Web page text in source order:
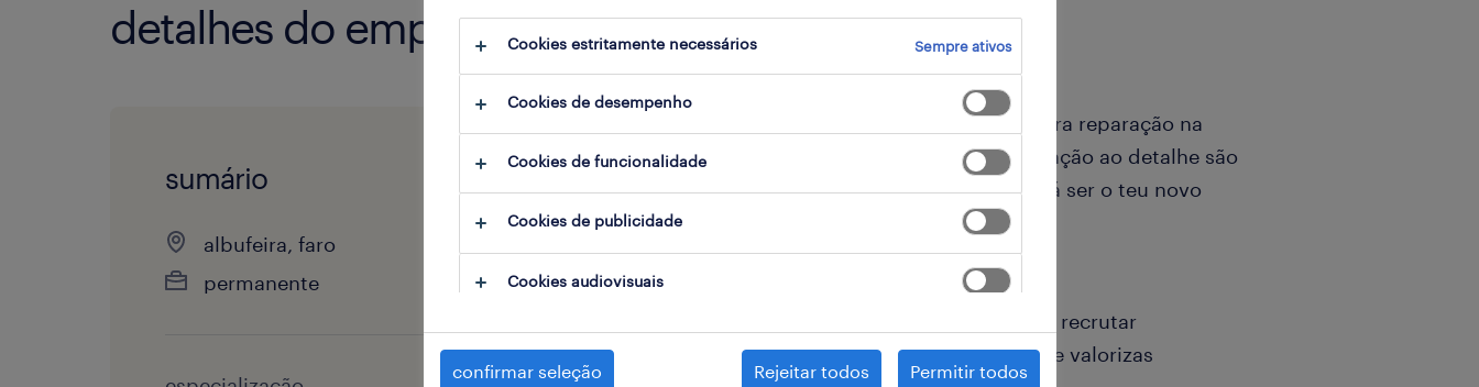
detalhes do emprego
sumário
albufeira, faro
permanente
Consideras que tens uma aptidão natural para reparação na
área dos gadgets? Comunicação, foco e atenção ao detalhe são
características intrínsecas em ti? Este poderá ser o teu novo
desafio!
O nosso cliente, líder de mercado, pretende recrutar
diretamente para a sua estrutura pelo que, se valorizas
Cookies estritamente necessários Sempre ativos
Cookies de desempenho
Cookies de funcionalidade
Cookies de publicidade
Cookies audiovisuais
confirmar seleção Rejeitar todos Permitir todos